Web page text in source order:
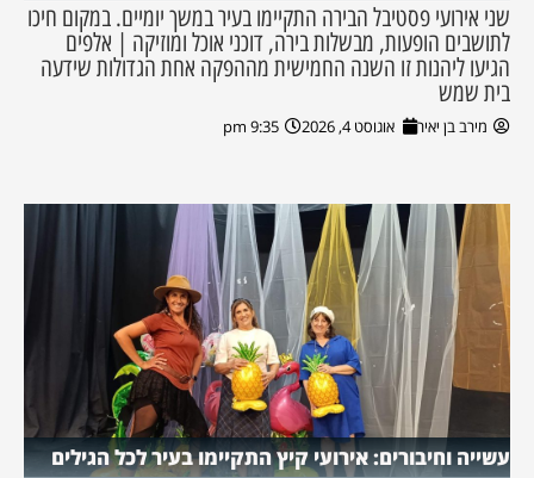
שני אירועי פסטיבל הבירה התקיימו בעיר במשך יומיים. במקום חיכו
לתושבים הופעות, מבשלות בירה, דוכני אוכל ומוזיקה | אלפים
הגיעו ליהנות זו השנה החמישית מההפקה אחת הגדולות שידעה
בית שמש
מירב בן יאיר אוגוסט 4, 2026 9:35 pm
עשייה וחיבורים: אירועי קיץ התקיימו בעיר לכל הגילים